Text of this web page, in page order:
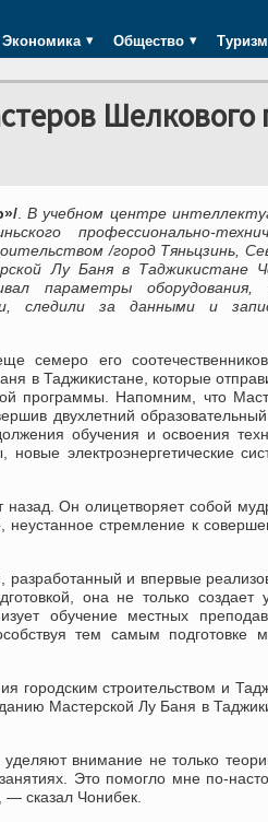
Экономика Общество Туризм
Шелкового
.В учебном центре
профессионально-
/город Тяньцзинь,
Лу Баня в Таджикистане
параметры
следили за данными и
семеро его
в Таджикистане, которые
программы. Напомним, что
двухлетний
обучения и освоения
электроэнергетические
Он олицетворяет собой
неустанное стремление к
и впервые
она не только создает
обучение местных
тем самым подготовке
городским строительством и
Мастерской Лу Баня в
внимание не только
Это помогло мне по-
сказал Чонибек.